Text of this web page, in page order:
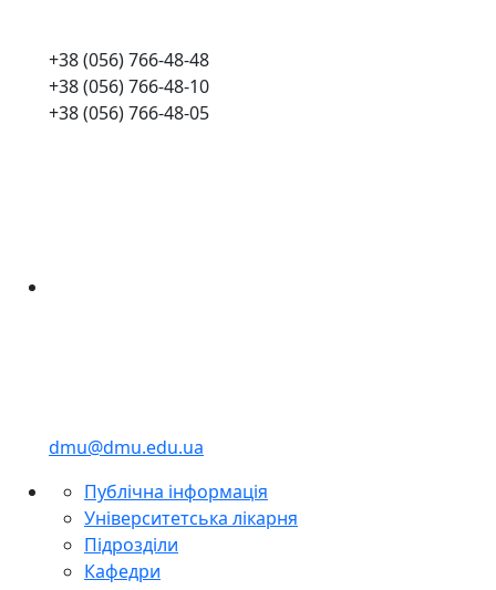
+38 (056) 766-48-48
+38 (056) 766-48-10
+38 (056) 766-48-05
dmu@dmu.edu.ua
Публічна інформація
Університетська лікарня
Підрозділи
Кафедри